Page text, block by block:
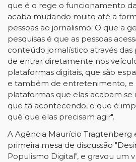
que é o rege o funcionamento
acaba mudando muito até a
pessoas ao jornalismo. O que a
pesquisas é que as pessoas
conteúdo jornalístico através das
de entrar diretamente nos
plataformas digitais, que são
e também de entretenimento, e
plataformas que elas acabam
que tá acontecendo, o que é
quê que elas precisam agir".
A Agência Maurício Tragtenberg
primeira mesa de discussão
Populismo Digital", e gravou um